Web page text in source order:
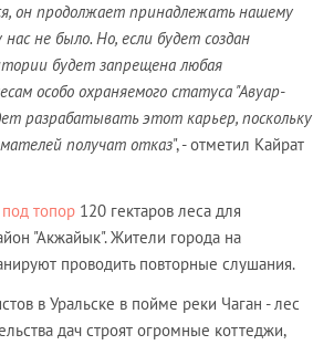
он продолжает принадлежать нашему
не было. Но, если будет создан
будет запрещена любая
особо охраняемого статуса "Авуар-
разрабатывать этот карьер, поскольку
получат отказ", - отметил Кайрат
под топор 120 гектаров леса для
"Акжайык". Жители города на
проводить повторные слушания.
в Уральске в пойме реки Чаган - лес
дач строят огромные коттеджи,